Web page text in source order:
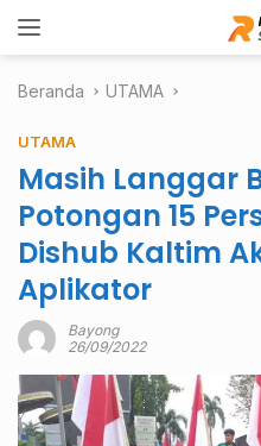
ke
Beranda
UTAMA
UTAMA
Masih Langgar
Potongan 15
Dishub Kaltim
Aplikator
Bayong
26/09/2022